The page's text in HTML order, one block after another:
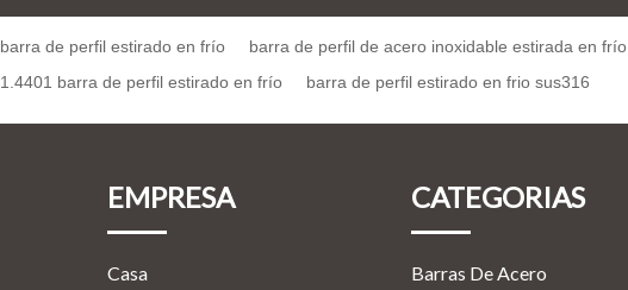
barra de perfil estirado en frío barra de perfil de acero inoxidable estirada en frío
1.4401 barra de perfil estirado en frío
barra de perfil estirado en frio sus316
EMPRESA
Casa
CATEGORIAS
Barras De Acero